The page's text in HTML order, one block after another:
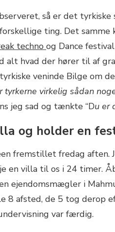
så er det
ting. Det samme
techno og Dance
alt hvad der hører til af
veninde Bilge om
tyrkerne virkelig sådan
jeg sad og tænkte “Du er
og holder en
fremstillet fredag
en villa til os i 24 timer.
ejendomsmægler i
8 afsted, de 5 tog derop
var færdig.